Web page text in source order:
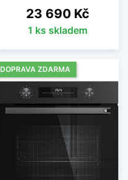
Cena
23 690 Kč
1 ks skladem
DOPRAVA ZDARMA